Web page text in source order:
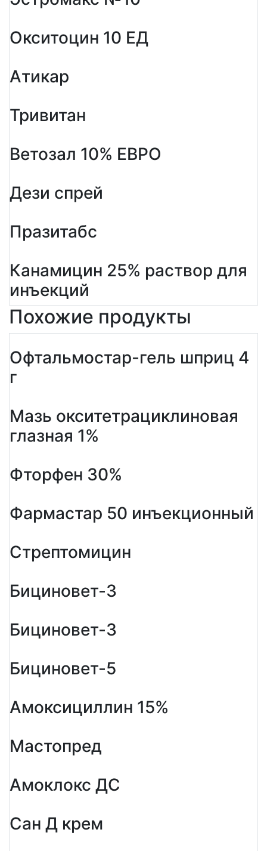
Окситоцин 10 ЕД
Атикар
Тривитан
Ветозал 10% ЕВРО
Дези спрей
Празитабс
Канамицин 25% раствор для
инъекций
Похожие продукты
Офтальмостар-гель шприц 4
г
Мазь окситетрациклиновая
глазная 1%
Фторфен 30%
Фармастар 50 инъекционный
Стрептомицин
Бициновет-3
Бициновет-3
Бициновет-5
Амоксициллин 15%
Мастопред
Амоклокс ДС
Сан Д крем